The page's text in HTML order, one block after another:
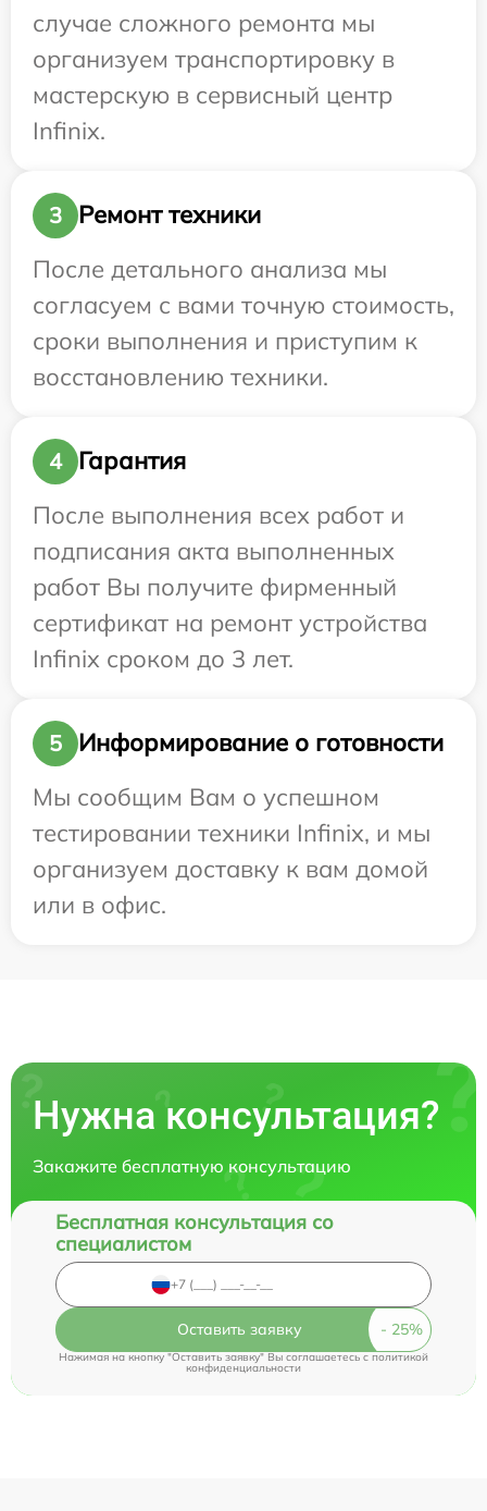
случае сложного ремонта мы
организуем транспортировку в
мастерскую в сервисный центр
Infinix.
3
Ремонт техники
После детального анализа мы
согласуем с вами точную стоимость,
сроки выполнения и приступим к
восстановлению техники.
4
Гарантия
После выполнения всех работ и
подписания акта выполненных
работ Вы получите фирменный
сертификат на ремонт устройства
Infinix сроком до 3 лет.
5
Информирование о готовности
Мы сообщим Вам о успешном
тестировании техники Infinix, и мы
организуем доставку к вам домой
или в офис.
Нужна консультация?
Закажите бесплатную консультацию
Бесплатная консультация со
специалистом
Оставить заявку
Нажимая на кнопку "Оставить заявку" Вы соглашаетесь cполитикой
конфиденциальности